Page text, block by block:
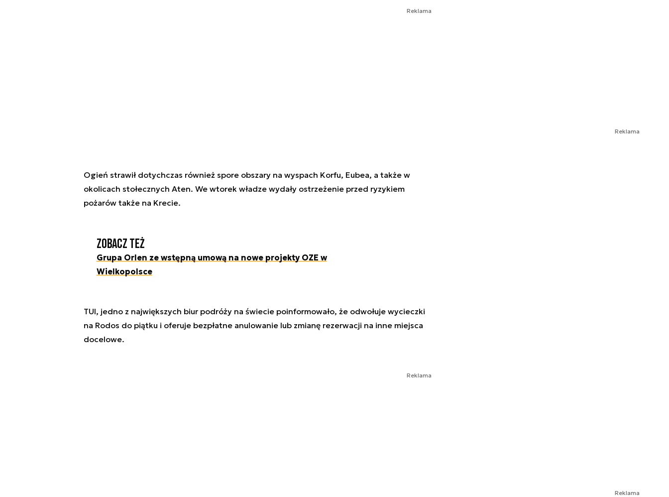
Reklama
Ogień strawił dotychczas również spore obszary na wyspach Korfu, Eubea, a także w
okolicach stołecznych Aten. We wtorek władze wydały ostrzeżenie przed ryzykiem
pożarów także na Krecie.
Zobacz też
Grupa Orlen ze wstępną umową na nowe projekty OZE w
Wielkopolsce
TUI, jedno z największych biur podróży na świecie poinformowało, że odwołuje wycieczki
na Rodos do piątku i oferuje bezpłatne anulowanie lub zmianę rezerwacji na inne miejsca
docelowe.
Reklama
Reklama
Reklama